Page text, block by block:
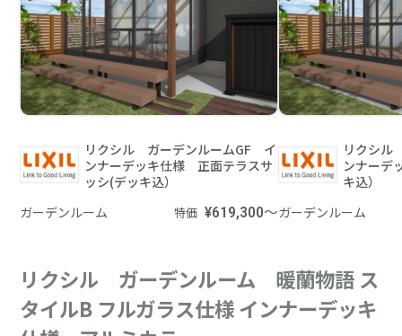
リクシル ガーデンルームGF イ
ンナーデッキ仕様 正面テラスサ
ッシ(デッキ込）
ガーデンルーム
特価 ¥619,300～
リクシ
ンナーデ
キ込）
ガーデンルーム
リクシル ガーデンルーム 暖蘭物語 ス
タイルB フルガラス仕様 インナーデッキ